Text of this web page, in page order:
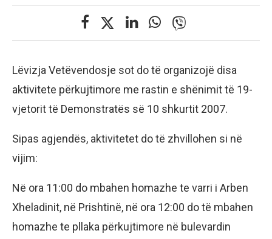
Lëvizja Vetëvendosje sot do të organizojë disa
aktivitete përkujtimore me rastin e shënimit të 19-
vjetorit të Demonstratës së 10 shkurtit 2007.
Sipas agjendës, aktivitetet do të zhvillohen si në
vijim:
Në ora 11:00 do mbahen homazhe te varri i Arben
Xheladinit, në Prishtinë, në ora 12:00 do të mbahen
homazhe te pllaka përkujtimore në bulevardin